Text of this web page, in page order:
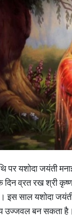
पर यशोदा जयंती
दिन व्रत रख श्री
इस साल यशोदा
उज्जवल बन सकता है।